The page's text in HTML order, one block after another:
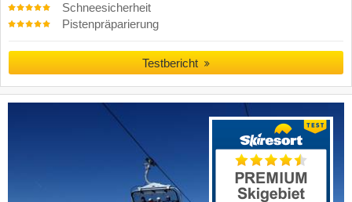
Schneesicherheit
Pistenpräparierung
Testbericht